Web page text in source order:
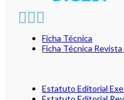
Ficha Técnica
Ficha Técnica Revista
Estatuto Editorial